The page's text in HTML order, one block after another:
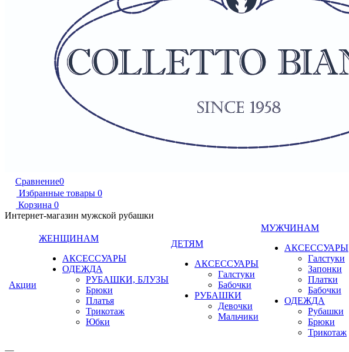
Сравнение0
Избранные товары 0
Корзина 0
Интернет-магазин мужской рубашки
Акции
ЖЕНЩИНАМ
АКСЕССУАРЫ
ОДЕЖДА
РУБАШКИ, БЛУЗЫ
Брюки
Платья
Трикотаж
Юбки
ДЕТЯМ
АКСЕССУАРЫ
Галстуки
Бабочки
РУБАШКИ
Девочки
Мальчики
МУЖЧИНАМ
АКСЕССУАРЫ
Галстуки
Запонки
Платки
Бабочки
ОДЕЖДА
Рубашки
Брюки
Трикотаж